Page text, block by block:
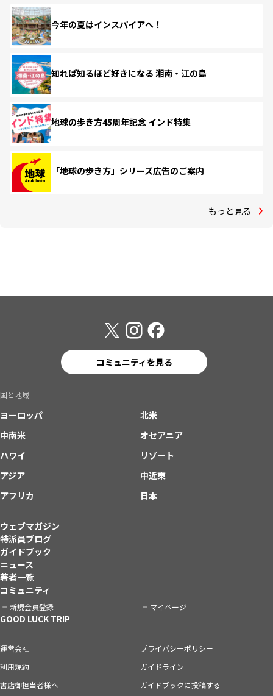
今年の夏はインスパイアへ！
知れば知るほど好きになる 湘南・江の島
地球の歩き方45周年記念 インド特集
「地球の歩き方」シリーズ広告のご案内
もっと見る
コミュニティを見る
国と地域
ヨーロッパ
北米
中南米
オセアニア
ハワイ
リゾート
アジア
中近東
アフリカ
日本
ウェブマガジン
特派員ブログ
ガイドブック
ニュース
著者一覧
コミュニティ
新規会員登録 マイページ
GOOD LUCK TRIP
運営会社
プライバシーポリシー
利用規約
ガイドライン
書店御担当者様へ
ガイドブックに投稿する